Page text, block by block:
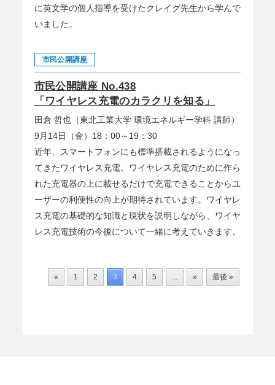
に英文学の個人指導を受けたクレイグ先生から学んで
いました。
市民公開講座
市民公開講座 No.438
「ワイヤレス充電のカラクリを知る」
田倉 哲也（東北工業大学 環境エネルギー学科 講師）
9月14日（金）18：00～19：30
近年、スマートフォンにも標準搭載されるようになっ
てきたワイヤレス充電。ワイヤレス充電のために作ら
れた充電器の上に載せるだけで充電できることからユ
ーザーの利便性の向上が期待されています。ワイヤレ
ス充電の基礎的な知識と現状を説明しながら、ワイヤ
レス充電技術の今後について一緒に考えていきます。
« 1 2 3 4 5 ... » 最後 »